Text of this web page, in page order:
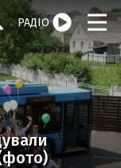
РАДІО